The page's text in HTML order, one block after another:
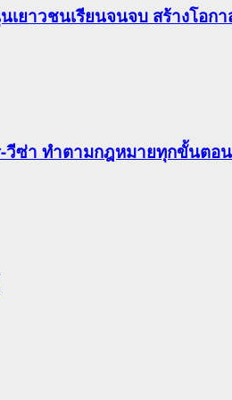
าวชนเรียนจนจบ สร้างโอกา
-วีซ่า ทำตามกฎหมายทุกขั้นตอน